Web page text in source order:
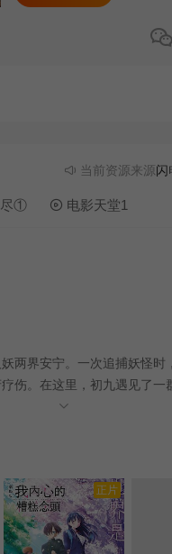
当前资源来源闪电
尽① 电影天堂1
两界安宁。一次追捕妖怪时
伤。在这里，初九遇见了一
柔的孟娘，还有憨萌可爱的
心要拜他为师。钟馗起初不
战力背后，一场足以颠覆人间
正片